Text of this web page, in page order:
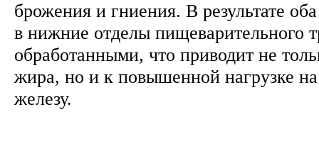
брожения и гниения. В результате
в нижние отделы пищеварительного
обработанными, что приводит не
жира, но и к повышенной нагрузке
железу.